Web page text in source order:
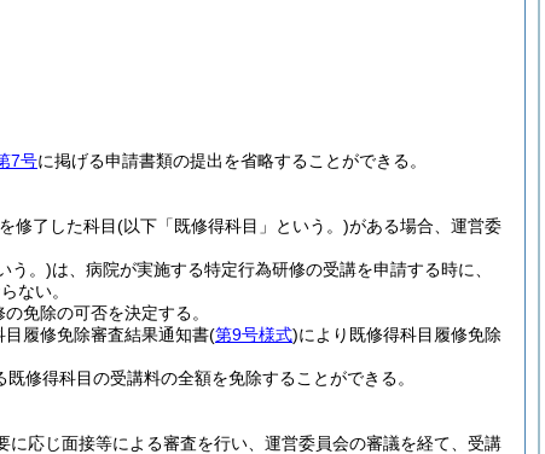
7号に掲げる申請書類の提出を省略することができる。
修了した科目(以下「既修得科目」という。)がある場合、運営委
う。)は、病院が実施する特定行為研修の受講を申請する時に、
ない。
免除の可否を決定する。
履修免除審査結果通知書(第9号様式)により既修得科目履修免除
既修得科目の受講料の全額を免除することができる。
応じ面接等による審査を行い、運営委員会の審議を経て、受講